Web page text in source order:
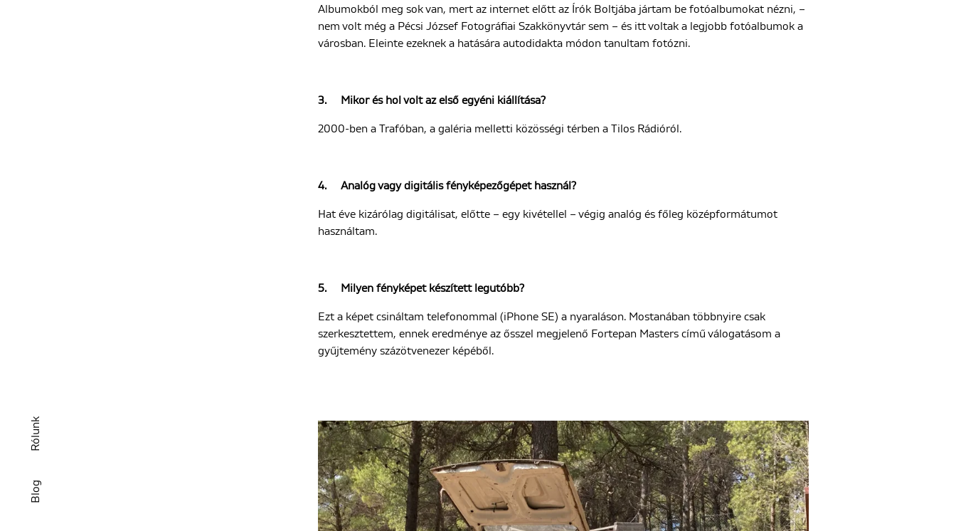
Blog
Rólunk
Albumokból meg sok van, mert az internet előtt az Írók Boltjába jártam be fotóalbumokat nézni, –
nem volt még a Pécsi József Fotográfiai Szakkönyvtár sem – és itt voltak a legjobb fotóalbumok a
városban. Eleinte ezeknek a hatására autodidakta módon tanultam fotózni.
3. Mikor és hol volt az első egyéni kiállítása?
2000-ben a Trafóban, a galéria melletti közösségi térben a Tilos Rádióról.
4. Analóg vagy digitális fényképezőgépet használ?
Hat éve kizárólag digitálisat, előtte – egy kivétellel – végig analóg és főleg középformátumot
használtam.
5. Milyen fényképet készített legutóbb?
Ezt a képet csináltam telefonommal (iPhone SE) a nyaraláson. Mostanában többnyire csak
szerkesztettem, ennek eredménye az ősszel megjelenő Fortepan Masters című válogatásom a
gyűjtemény százötvenezer képéből.